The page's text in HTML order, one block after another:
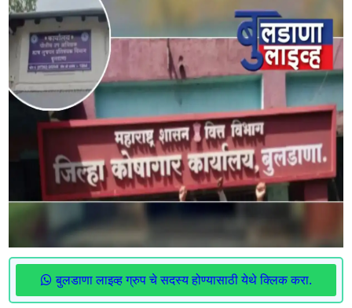
बुलडाणा लाइव्ह ग्रुप चे सदस्य होण्यासाठी येथे क्लिक करा.